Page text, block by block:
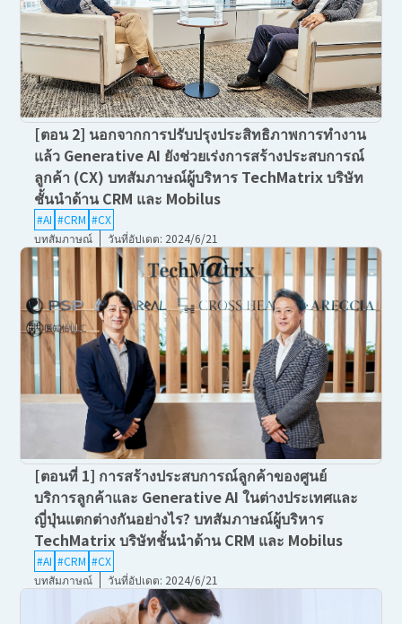
[ตอน 2] นอกจากการปรับปรุงประสิทธิภาพการทำงาน
แล้ว Generative AI ยังช่วยเร่งการสร้างประสบการณ์
ลูกค้า (CX) บทสัมภาษณ์ผู้บริหาร TechMatrix บริษัท
ชั้นนำด้าน CRM และ Mobilus
#AI #CRM #CX
บทสัมภาษณ์
วันที่อัปเดต: 2024/6/21
[ตอนที่ 1] การสร้างประสบการณ์ลูกค้าของศูนย์
บริการลูกค้าและ Generative AI ในต่างประเทศและ
ญี่ปุ่นแตกต่างกันอย่างไร? บทสัมภาษณ์ผู้บริหาร
TechMatrix บริษัทชั้นนำด้าน CRM และ Mobilus
#AI #CRM #CX
บทสัมภาษณ์
วันที่อัปเดต: 2024/6/21